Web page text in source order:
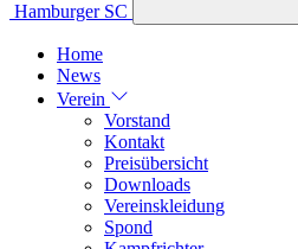
Hamburger SC
Home
News
Verein
Vorstand
Kontakt
Preisübersicht
Downloads
Vereinskleidung
Spond